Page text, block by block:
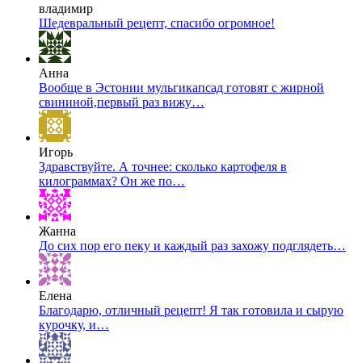
владимир
Шедевральный рецепт, спасибо огромное!
Анна
Вообще в Эстонии мульгикапсад готовят с жирной
свининой,первый раз вижу…
Игорь
Здравствуйте. А точнее: сколько картофеля в
килограммах? Он же по…
Жанна
До сих пор его пеку и каждый раз захожу подглядеть…
Елена
Благодарю, отличный рецепт! Я так готовила и сырую
курочку, и…